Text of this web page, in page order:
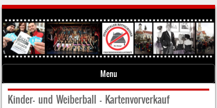
Menu
Skip to content
Kinder- und Weiberball – Kartenvorverkauf